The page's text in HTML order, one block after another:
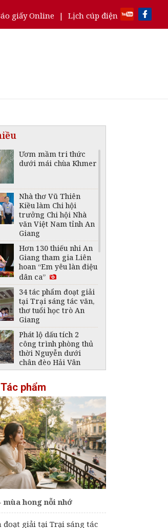
giấy Online | Lịch cúp điện
Ươm mầm tri thức
dưới mái chùa Khmer
Nhà thơ Vũ Thiên
Kiều làm Chi hội
trưởng Chi hội Nhà
văn Việt Nam tỉnh An
Giang
Hơn 130 thiếu nhi An
Giang tham gia Liên
hoan “Em yêu làn điệu
dân ca”
34 tác phẩm đoạt giải
tại Trại sáng tác văn,
thơ tuổi học trò An
Giang
Phát lộ dấu tích 2
công trình phòng thủ
thời Nguyễn dưới
chân đèo Hải Vân
chức Lễ hội đèn lồng
quốc tế
Tháp Nhạn Đắk Lắk -
Tháp cổ cất giữ nền
văn hóa Chăm đặc sắc
Từng bước đưa văn
hóa trở thành động
lực phát triển đất
nước
Áp dụng Nghị định
287 về tiền bản quyền
từ ngày 1/9, có gì
phẩm
mùa hong nỗi nhớ
đoạt giải tại Trại sáng tác